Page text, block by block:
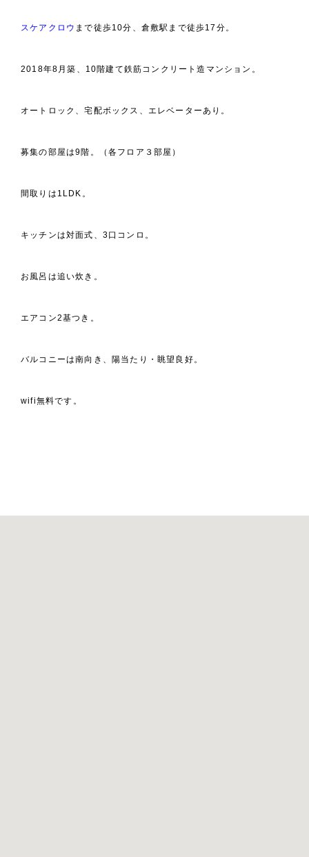
スケアクロウ まで徒歩10分、倉敷駅まで徒歩17分。
2018年8月築、10階建て鉄筋コンクリート造マンション。
オートロック、宅配ボックス、エレベーターあり。
募集の部屋は9階。（各フロア３部屋）
間取りは1LDK。
キッチンは対面式、3口コンロ。
お風呂は追い炊き。
エアコン2基つき。
バルコニーは南向き、陽当たり・眺望良好。
wifi無料です。